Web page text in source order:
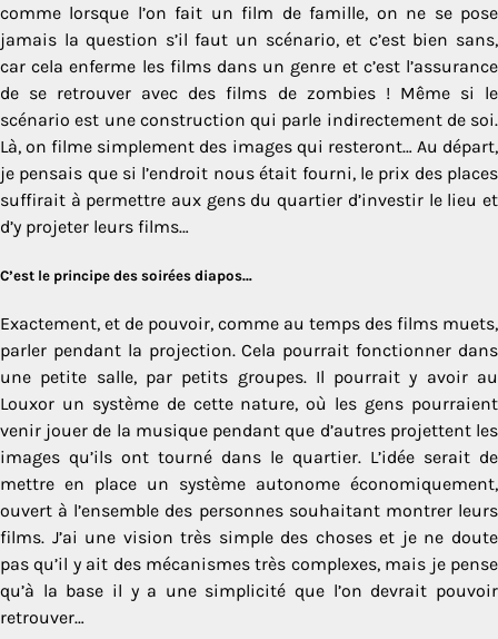
comme lorsque l’on fait un film de famille, on ne se pose
jamais la question s’il faut un scénario, et c’est bien sans,
car cela enferme les films dans un genre et c’est l’assurance
de se retrouver avec des films de zombies ! Même si le
scénario est une construction qui parle indirectement de soi.
Là, on filme simplement des images qui resteront… Au départ,
je pensais que si l’endroit nous était fourni, le prix des places
suffirait à permettre aux gens du quartier d’investir le lieu et
d’y projeter leurs films…
C’est le principe des soirées diapos…
Exactement, et de pouvoir, comme au temps des films muets,
parler pendant la projection. Cela pourrait fonctionner dans
une petite salle, par petits groupes. Il pourrait y avoir au
Louxor un système de cette nature, où les gens pourraient
venir jouer de la musique pendant que d’autres projettent les
images qu’ils ont tourné dans le quartier. L’idée serait de
mettre en place un système autonome économiquement,
ouvert à l’ensemble des personnes souhaitant montrer leurs
films. J’ai une vision très simple des choses et je ne doute
pas qu’il y ait des mécanismes très complexes, mais je pense
qu’à la base il y a une simplicité que l’on devrait pouvoir
retrouver…